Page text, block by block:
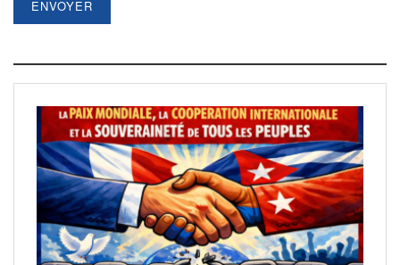
Vous pouvez à tout moment accéder à vos données,
demander leur rectification ou leur suppression, ou retirer
En validant votre signature, vous reconnaissez avoir pris
connaissance de ces informations et consentez au traitement
de vos données personnelles.
ENVOYER